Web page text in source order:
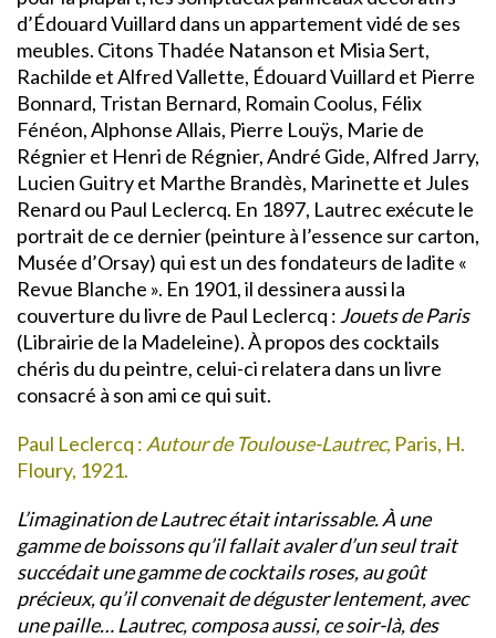
d’Édouard Vuillard dans un appartement vidé de ses
meubles. Citons Thadée Natanson et Misia Sert,
Rachilde et Alfred Vallette, Édouard Vuillard et Pierre
Bonnard, Tristan Bernard, Romain Coolus, Félix
Fénéon, Alphonse Allais, Pierre Louÿs, Marie de
Régnier et Henri de Régnier, André Gide, Alfred Jarry,
Lucien Guitry et Marthe Brandès, Marinette et Jules
Renard ou Paul Leclercq. En 1897, Lautrec exécute le
portrait de ce dernier (peinture à l’essence sur carton,
Musée d’Orsay) qui est un des fondateurs de ladite «
Revue Blanche ». En 1901, il dessinera aussi la
couverture du livre de Paul Leclercq : Jouets de Paris
(Librairie de la Madeleine). À propos des cocktails
chéris du du peintre, celui-ci relatera dans un livre
consacré à son ami ce qui suit.
Paul Leclercq : Autour de Toulouse-Lautrec, Paris, H.
Floury, 1921.
L’imagination de Lautrec était intarissable. À une
gamme de boissons qu’il fallait avaler d’un seul trait
succédait une gamme de cocktails roses, au goût
précieux, qu’il convenait de déguster lentement, avec
une paille… Lautrec, composa aussi, ce soir-là, des